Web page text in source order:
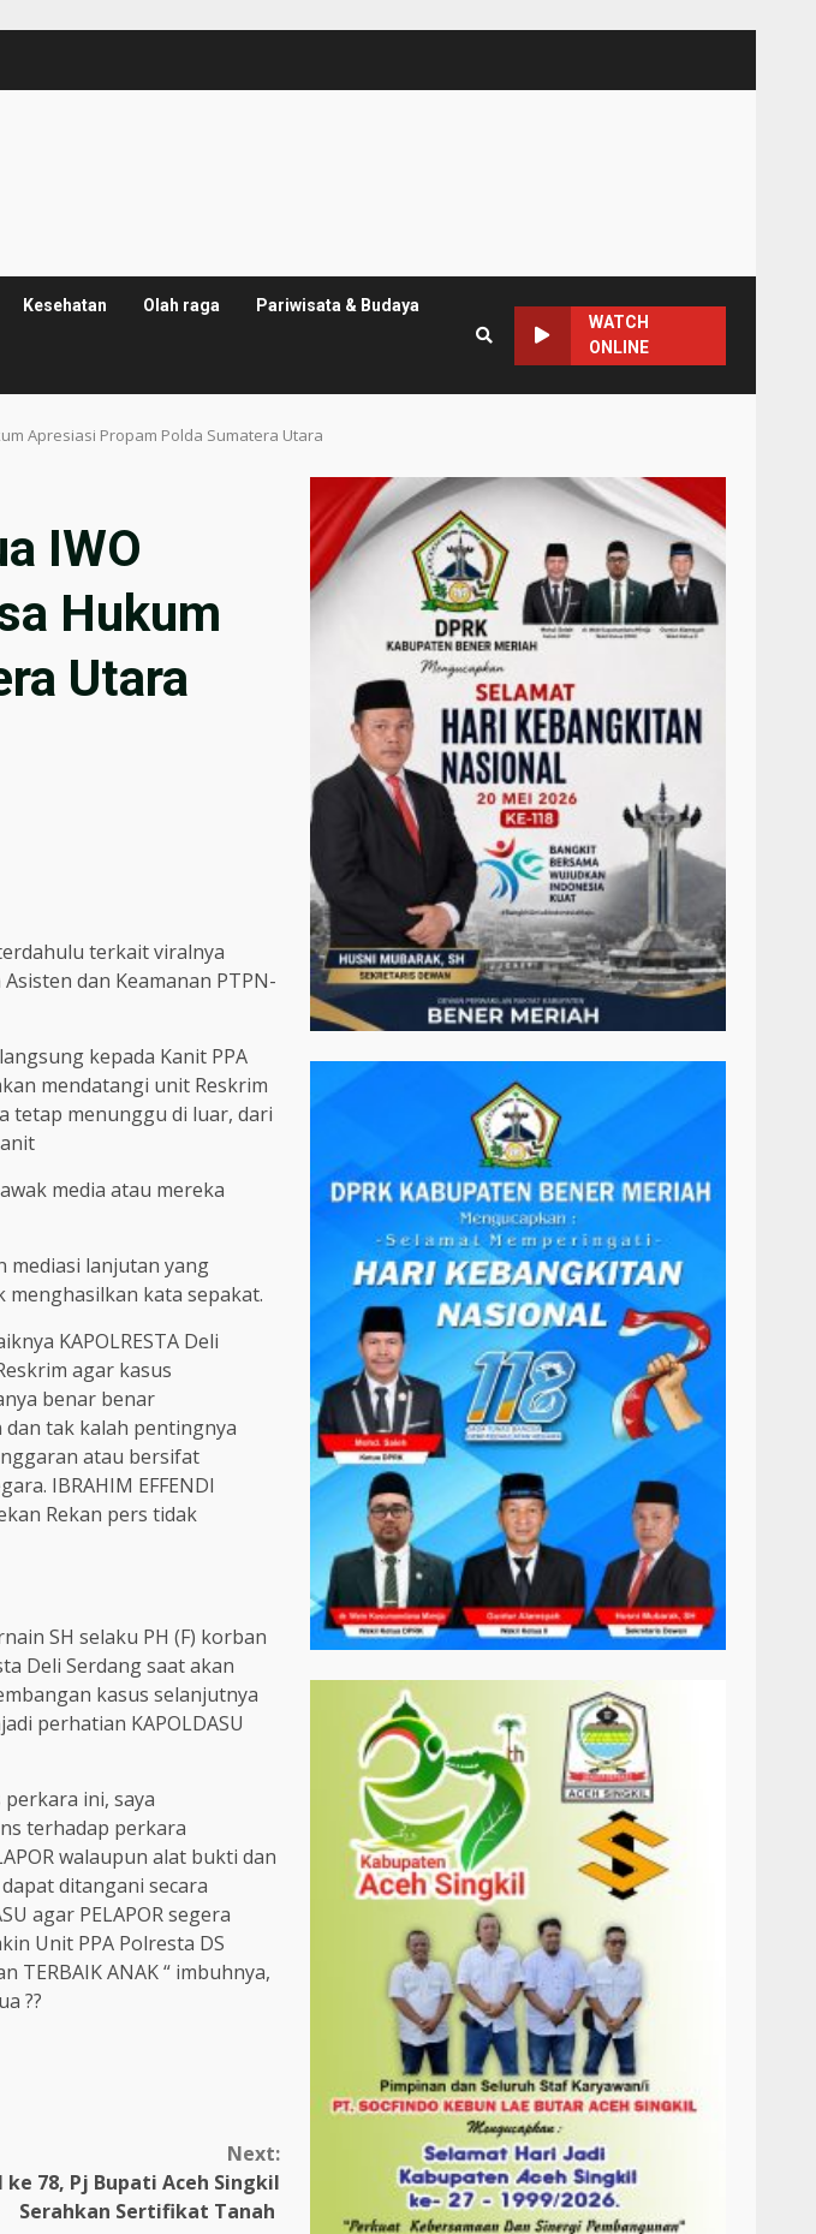
Kesehatan Olah raga Pariwisata & Budaya
WATCH
ONLINE
Apresiasi Propam Polda Sumatera Utara
IWO
Hukum
Utara
terkait viralnya
dan Keamanan PTPN-
kepada Kanit PPA
mendatangi unit Reskrim
tetap menunggu di luar, dari
media atau mereka
mediasi lanjutan yang
kata sepakat.
KAPOLRESTA Deli
agar kasus
benar benar
tak kalah pentingnya
atau bersifat
IBRAHIM EFFENDI
Rekan pers tidak
SH selaku PH (F) korban
Deli Serdang saat akan
kasus selanjutnya
perhatian KAPOLDASU
perkara ini, saya
terhadap perkara
walaupun alat bukti dan
ditangani secara
agar PELAPOR segera
Unit PPA Polresta DS
TERBAIK ANAK “ imbuhnya,
??
Next:
ke 78, Pj Bupati Aceh Singkil
Serahkan Sertifikat Tanah